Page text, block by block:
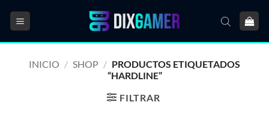
INICIO / SHOP / PRODUCTOS ETIQUETADOS
“HARDLINE”
FILTRAR